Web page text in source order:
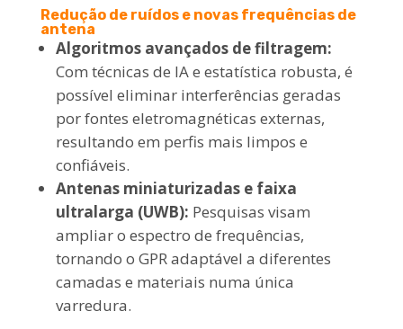
Redução de ruídos e novas frequências de
antena
Algoritmos avançados de filtragem:
Com técnicas de IA e estatística robusta, é
possível eliminar interferências geradas
por fontes eletromagnéticas externas,
resultando em perfis mais limpos e
confiáveis.
Antenas miniaturizadas e faixa
ultralarga (UWB): Pesquisas visam
ampliar o espectro de frequências,
tornando o GPR adaptável a diferentes
camadas e materiais numa única
varredura.